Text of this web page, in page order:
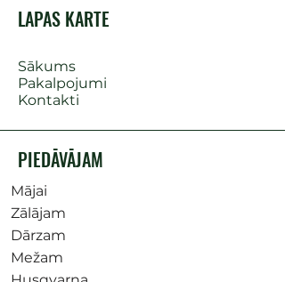
LAPAS KARTE
Sākums
Pakalpojumi
Kontakti
PIEDĀVĀJAM
Mājai
Zālājam
Dārzam
Mežam